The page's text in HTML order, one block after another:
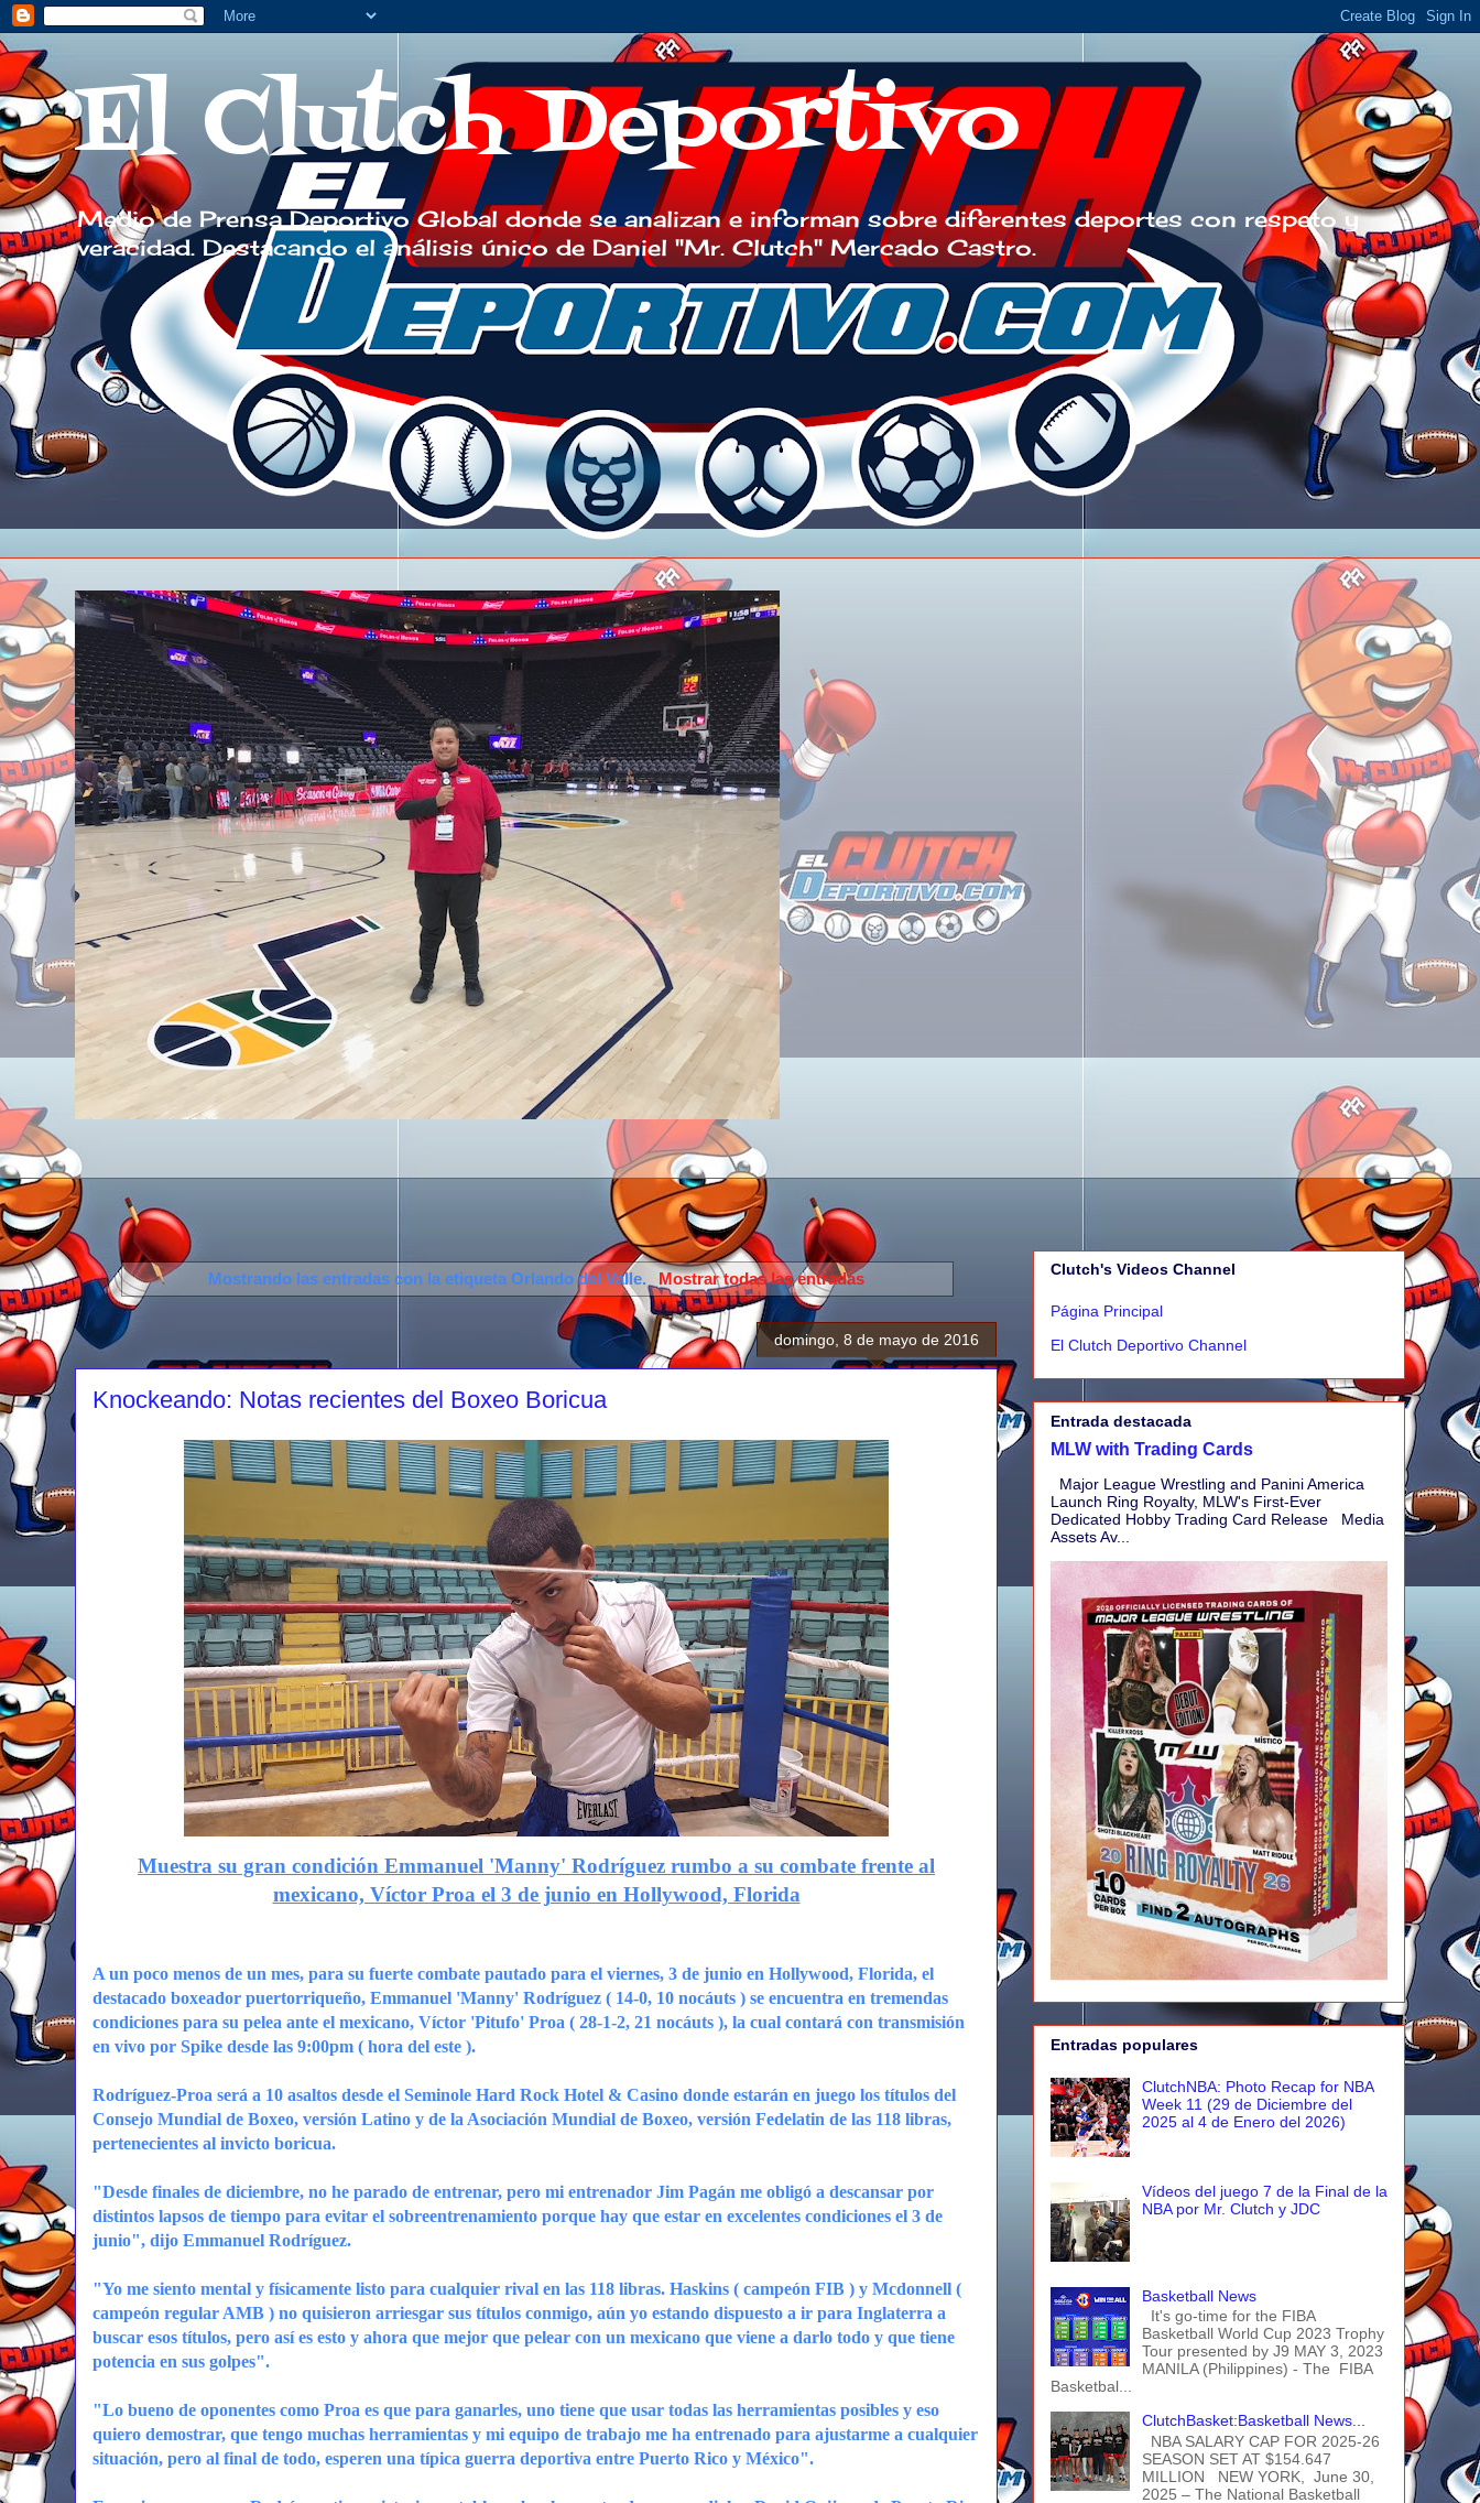
El Clutch Deportivo
Medio de Prensa Deportivo Global donde se analizan e informan sobre diferentes deportes con respeto y
veracidad. Destacando el análisis único de Daniel "Mr. Clutch" Mercado Castro.
Mostrando las entradas con la etiquetaOrlando del Valle. Mostrar todas las entradas
domingo, 8 de mayo de 2016
Knockeando: Notas recientes del Boxeo Boricua
Muestra su gran condición Emmanuel 'Manny' Rodríguez rumbo a su combate frente al
mexicano, Víctor Proa el 3 de junio en Hollywood, Florida
A un poco menos de un mes, para su fuerte combate pautado para el viernes, 3 de junio en Hollywood, Florida, el
destacado boxeador puertorriqueño, Emmanuel 'Manny' Rodríguez ( 14-0, 10 nocáuts ) se encuentra en tremendas
condiciones para su pelea ante el mexicano, Víctor 'Pitufo' Proa ( 28-1-2, 21 nocáuts ), la cual contará con transmisión
en vivo por Spike desde las 9:00pm ( hora del este ).
Rodríguez-Proa será a 10 asaltos desde el Seminole Hard Rock Hotel & Casino donde estarán en juego los títulos del
Consejo Mundial de Boxeo, versión Latino y de la Asociación Mundial de Boxeo, versión Fedelatin de las 118 libras,
pertenecientes al invicto boricua.
"Desde finales de diciembre, no he parado de entrenar, pero mi entrenador Jim Pagán me obligó a descansar por
distintos lapsos de tiempo para evitar el sobreentrenamiento porque hay que estar en excelentes condiciones el 3 de
junio", dijo Emmanuel Rodríguez.
"Yo me siento mental y físicamente listo para cualquier rival en las 118 libras. Haskins ( campeón FIB ) y Mcdonnell (
campeón regular AMB ) no quisieron arriesgar sus títulos conmigo, aún yo estando dispuesto a ir para Inglaterra a
buscar esos títulos, pero así es esto y ahora que mejor que pelear con un mexicano que viene a darlo todo y que tiene
potencia en sus golpes".
"Lo bueno de oponentes como Proa es que para ganarles, uno tiene que usar todas las herramientas posibles y eso
quiero demostrar, que tengo muchas herramientas y mi equipo de trabajo me ha entrenado para ajustarme a cualquier
situación, pero al final de todo, esperen una típica guerra deportiva entre Puerto Rico y México".
Clutch's Videos Channel
Página Principal
El Clutch Deportivo Channel
Entrada destacada
MLW with Trading Cards
Major League Wrestling and Panini America
Launch Ring Royalty, MLW's First-Ever
Dedicated Hobby Trading Card Release Media
Assets Av...
Entradas populares
ClutchNBA: Photo Recap for NBA
Week 11 (29 de Diciembre del
2025 al 4 de Enero del 2026)
Vídeos del juego 7 de la Final de la
NBA por Mr. Clutch y JDC
Basketball News
It's go-time for the FIBA
Basketball World Cup 2023 Trophy
Tour presented by J9 MAY 3, 2023
MANILA (Philippines) - The FIBA
Basketbal...
ClutchBasket:Basketball News...
NBA SALARY CAP FOR 2025-26
SEASON SET AT $154.647
MILLION NEW YORK, June 30,
2025 – The National Basketball